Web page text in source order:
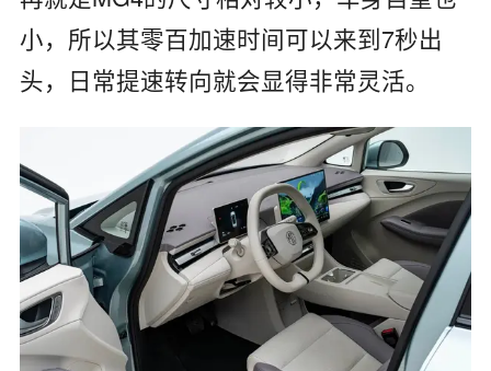
小，所以其零百加速时间可以来到7秒出
头，日常提速转向就会显得非常灵活。